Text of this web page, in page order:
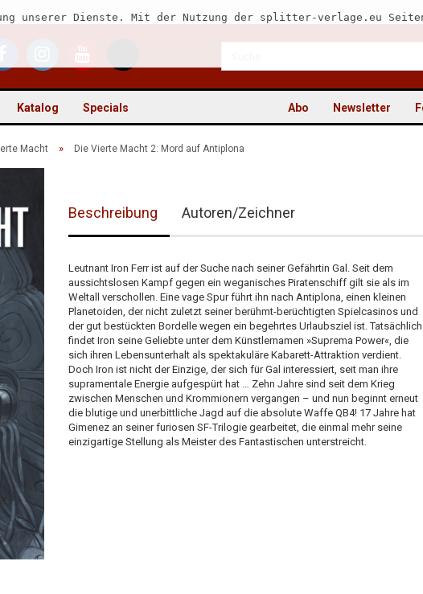
Passwort
unserer Dienste. Mit der Nutzung der splitter-verlage.eu
Katalog Specials Newsletter
Abo
Macht » Die Vierte Macht 2: Mord auf Antiplona
Beschreibung Autoren/Zeichner
Leutnant Iron Ferr ist auf der Suche nach seiner Gefährtin Gal. Seit dem
aussichtslosen Kampf gegen ein weganisches Piratenschiff gilt sie als im
Weltall verschollen. Eine vage Spur führt ihn nach Antiplona, einen kleinen
Planetoiden, der nicht zuletzt seiner berühmt-berüchtigten Spielcasinos und
der gut bestückten Bordelle wegen ein begehrtes Urlaubsziel ist. Tatsächlich
findet Iron seine Geliebte unter dem Künstlernamen »Suprema Power«, die
sich ihren Lebensunterhalt als spektakuläre Kabarett-Attraktion verdient.
Doch Iron ist nicht der Einzige, der sich für Gal interessiert, seit man ihre
supramentale Energie aufgespürt hat … Zehn Jahre sind seit dem Krieg
zwischen Menschen und Krommionern vergangen – und nun beginnt erneut
die blutige und unerbittliche Jagd auf die absolute Waffe QB4! 17 Jahre hat
Gimenez an seiner furiosen SF-Trilogie gearbeitet, die einmal mehr seine
einzigartige Stellung als Meister des Fantastischen unterstreicht.